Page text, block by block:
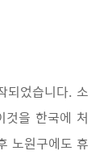
되었습니다. 소
것을 한국에 처
노원구에도 휴